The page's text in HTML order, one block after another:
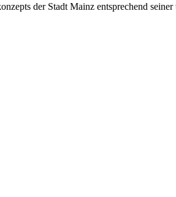
der Stadt Mainz entsprechend